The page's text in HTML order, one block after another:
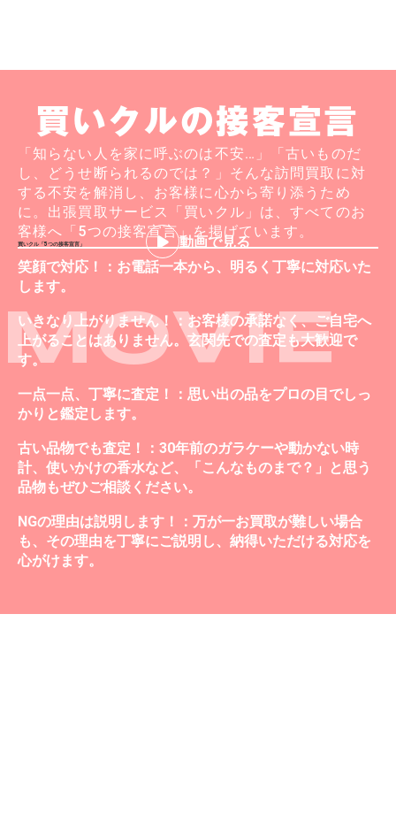
買いクルの接客宣言
「知らない人を家に呼ぶのは不安…」「古いものだ
し、どうせ断られるのでは？」そんな訪問買取に対
する不安を解消し、お客様に心から寄り添うため
に。出張買取サービス「買いクル」は、すべてのお
客様へ「5つの接客宣言」を掲げています。
動画で見る
買いクル「5つの接客宣言」
笑顔で対応！：お電話一本から、明るく丁寧に対応いた
します。
いきなり上がりません！：お客様の承諾なく、ご自宅へ
上がることはありません。玄関先での査定も大歓迎で
す。
一点一点、丁寧に査定！：思い出の品をプロの目でしっ
かりと鑑定します。
古い品物でも査定！：30年前のガラケーや動かない時
計、使いかけの香水など、「こんなものまで？」と思う
品物もぜひご相談ください。
NGの理由は説明します！：万が一お買取が難しい場合
も、その理由を丁寧にご説明し、納得いただける対応を
心がけます。
MOVIE